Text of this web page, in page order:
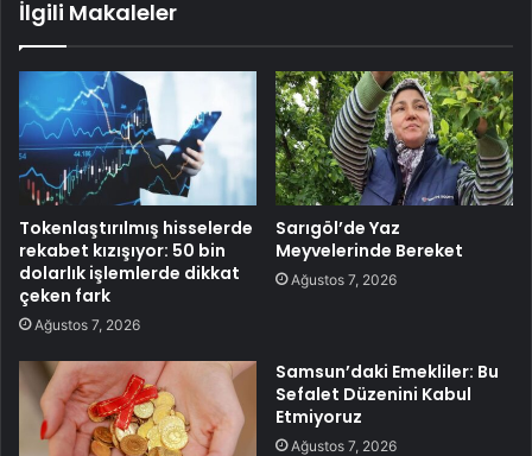
İlgili Makaleler
Tokenlaştırılmış hisselerde
rekabet kızışıyor: 50 bin
dolarlık işlemlerde dikkat
çeken fark
Ağustos 7, 2026
Sarıgöl’de Yaz
Meyvelerinde Bereket
Ağustos 7, 2026
Samsun’daki Emekliler: Bu
Sefalet Düzenini Kabul
Etmiyoruz
Ağustos 7, 2026